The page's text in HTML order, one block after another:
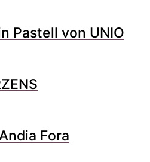
Pastell von UNIO
Fora